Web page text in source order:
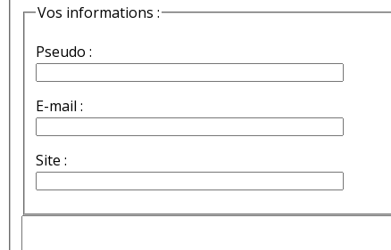
Vos informations :
Pseudo :
E-mail :
Site :